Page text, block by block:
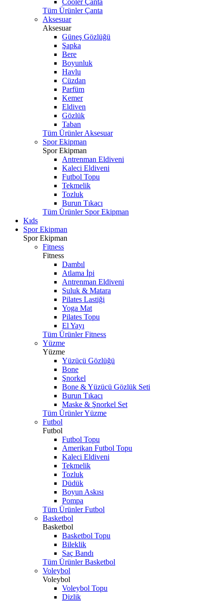
Cooler Çanta
Tüm Ürünler Çanta
Aksesuar
Aksesuar
Güneş Gözlüğü
Şapka
Bere
Boyunluk
Havlu
Cüzdan
Parfüm
Kemer
Eldiven
Gözlük
Taban
Tüm Ürünler Aksesuar
Spor Ekipman
Spor Ekipman
Antrenman Eldiveni
Kaleci Eldiveni
Futbol Topu
Tekmelik
Tozluk
Burun Tıkacı
Tüm Ürünler Spor Ekipman
Kıds
Spor Ekipman
Spor Ekipman
Fitness
Fitness
Dambıl
Atlama İpi
Antrenman Eldiveni
Suluk & Matara
Pilates Lastiği
Yoga Mat
Pilates Topu
El Yayı
Tüm Ürünler Fitness
Yüzme
Yüzme
Yüzücü Gözlüğü
Bone
Şnorkel
Bone & Yüzücü Gözlük Seti
Burun Tıkacı
Maske & Şnorkel Set
Tüm Ürünler Yüzme
Futbol
Futbol
Futbol Topu
Amerikan Futbol Topu
Kaleci Eldiveni
Tekmelik
Tozluk
Düdük
Boyun Askısı
Pompa
Tüm Ürünler Futbol
Basketbol
Basketbol
Basketbol Topu
Bileklik
Saç Bandı
Tüm Ürünler Basketbol
Voleybol
Voleybol
Voleybol Topu
Dizlik